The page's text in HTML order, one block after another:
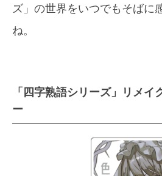
ズ」の世界をいつでもそばに
ね。
「四字熟語シリーズ」リメイ
ー